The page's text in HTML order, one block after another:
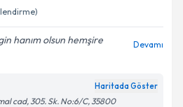
hanım olsun hemşire
Devamı
Haritada Göster
cad, 305. Sk. No:6/C, 35800